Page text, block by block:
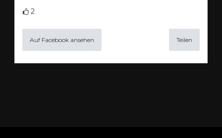
2
Auf Facebook ansehen Teilen